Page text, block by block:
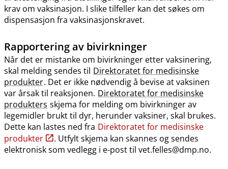
krav om vaksinasjon. I slike tilfeller kan det søkes om
dispensasjon fra vaksinasjonskravet.
Rapportering av bivirkninger
Når det er mistanke om bivirkninger etter vaksinering,
skal melding sendes til Direktoratet for medisinske
produkter. Det er ikke nødvendig å bevise at vaksinen
var årsak til reaksjonen. Direktoratet for medisinske
produkters skjema for melding om bivirkninger av
legemidler brukt til dyr, herunder vaksiner, skal brukes.
Dette kan lastes ned fra Direktoratet for medisinske
produkter
. Utfylt skjema kan skannes og sendes
elektronisk som vedlegg i e-post til vet.felles@dmp.no.